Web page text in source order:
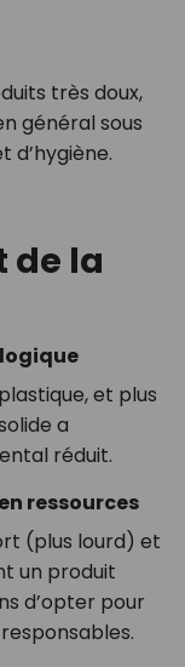
très doux,
général sous
d’hygiène.
de la
et plus
a
réduit.
ressources
(plus lourd) et
un produit
d’opter pour